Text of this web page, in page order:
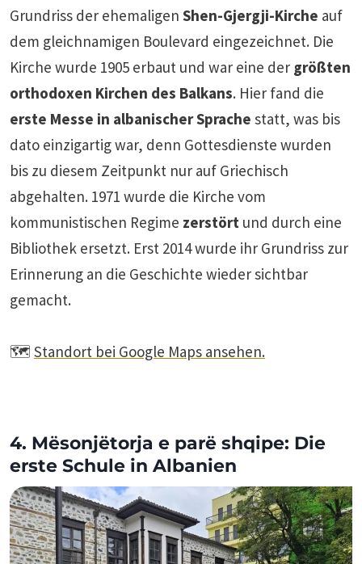
Grundriss der ehemaligen Shen-Gjergji-Kirche auf
dem gleichnamigen Boulevard eingezeichnet. Die
Kirche wurde 1905 erbaut und war eine der größten
orthodoxen Kirchen des Balkans. Hier fand die
erste Messe in albanischer Sprache statt, was bis
dato einzigartig war, denn Gottesdienste wurden
bis zu diesem Zeitpunkt nur auf Griechisch
abgehalten. 1971 wurde die Kirche vom
kommunistischen Regime zerstört und durch eine
Bibliothek ersetzt. Erst 2014 wurde ihr Grundriss zur
Erinnerung an die Geschichte wieder sichtbar
gemacht.
🗺️ Standort bei Google Maps ansehen.
4. Mësonjëtorja e parë shqipe: Die
erste Schule in Albanien